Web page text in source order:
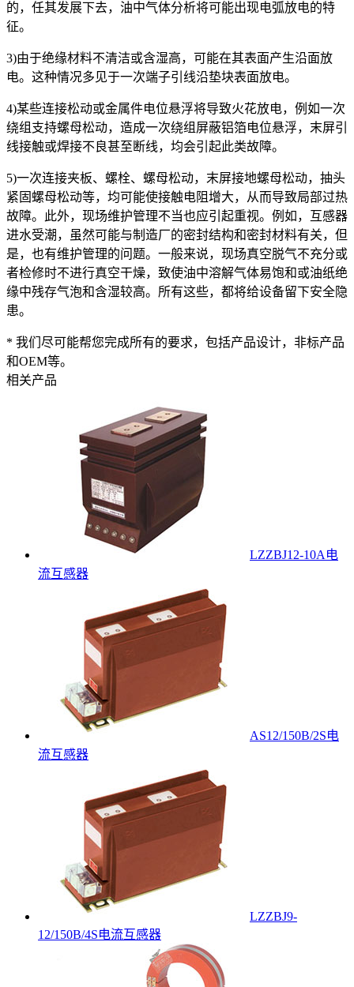
的，任其发展下去，油中气体分析将可能出现电弧放电的特
征。
3)由于绝缘材料不清洁或含湿高，可能在其表面产生沿面放
电。这种情况多见于一次端子引线沿垫块表面放电。
4)某些连接松动或金属件电位悬浮将导致火花放电，例如一次
绕组支持螺母松动，造成一次绕组屏蔽铝箔电位悬浮，末屏引
线接触或焊接不良甚至断线，均会引起此类故障。
5)一次连接夹板、螺栓、螺母松动，末屏接地螺母松动，抽头
紧固螺母松动等，均可能使接触电阻增大，从而导致局部过热
故障。此外，现场维护管理不当也应引起重视。例如，互感器
进水受潮，虽然可能与制造厂的密封结构和密封材料有关，但
是，也有维护管理的问题。一般来说，现场真空脱气不充分或
者检修时不进行真空干燥，致使油中溶解气体易饱和或油纸绝
缘中残存气泡和含湿较高。所有这些，都将给设备留下安全隐
患。
* 我们尽可能帮您完成所有的要求，包括产品设计，非标产品
和OEM等。
相关产品
LZZBJ12-10A电
流互感器
AS12/150B/2S电
流互感器
LZZBJ9-
12/150B/4S电流互感器